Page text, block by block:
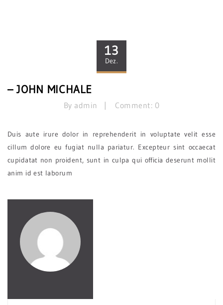
13
Dez.
– JOHN MICHALE
By admin Comment: 0
Duis aute irure dolor in reprehenderit in voluptate velit esse
cillum dolore eu fugiat nulla pariatur. Excepteur sint occaecat
cupidatat non proident, sunt in culpa qui officia deserunt mollit
anim id est laborum